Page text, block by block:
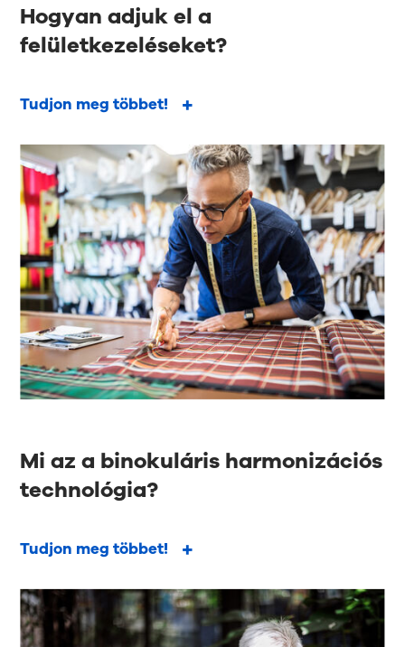
Hogyan adjuk el a
felületkezeléseket?
Tudjon meg többet!
Mi az a binokuláris harmonizációs
technológia?
Tudjon meg többet!